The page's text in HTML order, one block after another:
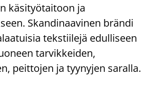
käsityötaitoon ja
Skandinaavinen brändi
tekstiilejä edulliseen
tarvikkeiden,
peittojen ja tyynyjen saralla.